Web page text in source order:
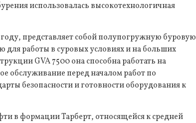
использовалась высокотехнологичная
году, представляет собой полупогружную буровую
работы в суровых условиях и на больших
GVA 7500 она способна работать на
обслуживание перед началом работ по
безопасности и готовности оборудования к
в формации Тарберт, относящейся к средней